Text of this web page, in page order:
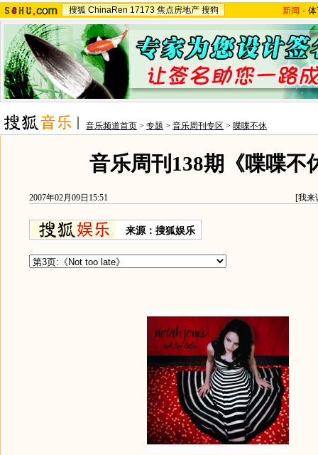
搜狐 ChinaRen 17173 焦点房地产 搜狗 新闻 -
音乐频道首页 > 专题 > 音乐周刊专区 > 喋喋不休
音乐周刊138期《喋喋不
2007年02月09日15:51 [我来
来源：搜狐娱乐